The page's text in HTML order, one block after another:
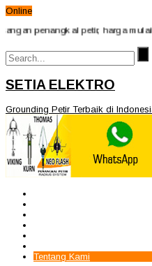
Online
penangkal petir, harga mulai
SETIA ELEKTRO
Grounding Petir Terbaik di
Tentang Kami